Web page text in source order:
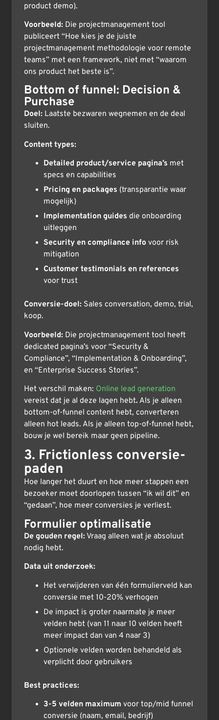
product demo).
Voorbeeld: Die projectmanagement tool
publiceert “Hoe kies je de juiste
projectmanagement methodologie voor remote
teams” met een framework, niet met “waarom
ons product het beste is”.
Bottom of funnel: Decision &
Purchase
Doel: Laatste bezwaren wegnemen en de deal
sluiten.
Content types:
Detailed product/service pagina’s met
specs en capabilities
Pricing en packages (transparantie waar
mogelijk)
Implementation guides die onboarding
uitleggen
Security en compliance info voor risk
mitigation
Customer testimonials en references
voor trust
Conversie-doel: Sales conversation, demo, trial,
koop.
Voorbeeld: Die projectmanagement tool heeft
dedicated pagina’s voor “Security &
Compliance”, “Implementation & Onboarding”,
en “Enterprise Success Stories”.
Het verschil maken: Online lead generation
vereist dat je al deze lagen hebt. Als je alleen
bottom-of-funnel content hebt, converteren
alleen hot leads. Als je alleen top-of-funnel hebt,
bouw je wel bereik maar geen pipeline.
3. Frictionless conversie-
paden
Hoe langer het duurt en hoe meer stappen een
bezoeker moet doorlopen tussen “ik wil dit” en
“gedaan”, hoe meer conversies je verliest.
Formulier optimalisatie
De gouden regel: Vraag alleen wat je absoluut
nodig hebt.
Data uit onderzoek:
Het verwijderen van één formulierveld kan
conversie met 10-20% verhogen
De impact is groter naarmate je meer
velden hebt (van 11 naar 10 velden heeft
meer impact dan van 4 naar 3)
Optionele velden worden behandeld als
verplicht door gebruikers
Best practices:
3-5 velden maximum voor top/mid funnel
conversie (naam, email, bedrijf)